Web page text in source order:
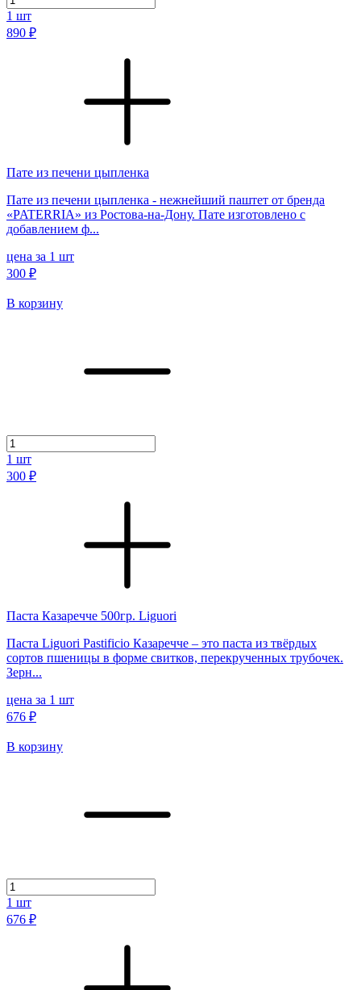
1 шт
890 ₽
Пате из печени цыпленка
Пате из печени цыпленка - нежнейший паштет от бренда
«PATERRIA» из Ростова-на-Дону. Пате изготовлено с
добавлением ф...
цена за 1 шт
300 ₽
В корзину
1 шт
300 ₽
Паста Казаречче 500гр. Liguori
Паста Liguori Pastificio Казаречче – это паста из твёрдых
сортов пшеницы в форме свитков, перекрученных трубочек.
Зерн...
цена за 1 шт
676 ₽
В корзину
1 шт
676 ₽